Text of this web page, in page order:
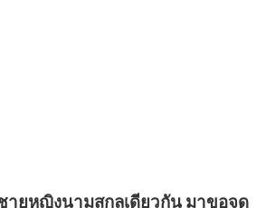
ายหญิงนามสกุลเดียวกัน มาขอจด